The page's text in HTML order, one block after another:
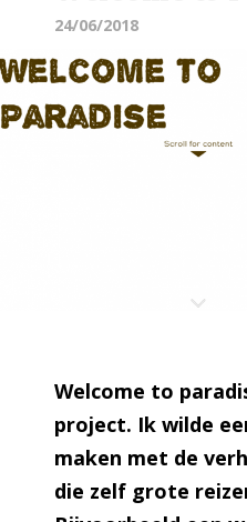
24/06/2018
Welcome to
project. Ik wilde
maken met de
die zelf grote